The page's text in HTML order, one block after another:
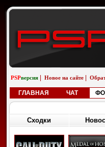
PSPверсия Новое на сайте
ГЛАВНАЯ ЧАТ
Сходки